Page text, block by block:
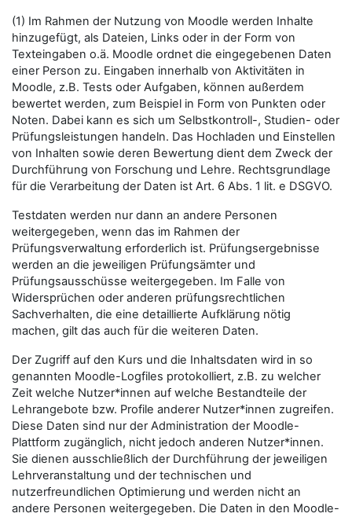
(1) Im Rahmen der Nutzung von Moodle werden Inhalte
hinzugefügt, als Dateien, Links oder in der Form von
Texteingaben o.ä. Moodle ordnet die eingegebenen Daten
einer Person zu. Eingaben innerhalb von Aktivitäten in
Moodle, z.B. Tests oder Aufgaben, können außerdem
bewertet werden, zum Beispiel in Form von Punkten oder
Noten. Dabei kann es sich um Selbstkontroll-, Studien- oder
Prüfungsleistungen handeln. Das Hochladen und Einstellen
von Inhalten sowie deren Bewertung dient dem Zweck der
Durchführung von Forschung und Lehre. Rechtsgrundlage
für die Verarbeitung der Daten ist Art. 6 Abs. 1 lit. e DSGVO.
Testdaten werden nur dann an andere Personen
weitergegeben, wenn das im Rahmen der
Prüfungsverwaltung erforderlich ist. Prüfungsergebnisse
werden an die jeweiligen Prüfungsämter und
Prüfungsausschüsse weitergegeben. Im Falle von
Widersprüchen oder anderen prüfungsrechtlichen
Sachverhalten, die eine detaillierte Aufklärung nötig
machen, gilt das auch für die weiteren Daten.
Der Zugriff auf den Kurs und die Inhaltsdaten wird in so
genannten Moodle-Logfiles protokolliert, z.B. zu welcher
Zeit welche Nutzer*innen auf welche Bestandteile der
Lehrangebote bzw. Profile anderer Nutzer*innen zugreifen.
Diese Daten sind nur der Administration der Moodle-
Plattform zugänglich, nicht jedoch anderen Nutzer*innen.
Sie dienen ausschließlich der Durchführung der jeweiligen
Lehrveranstaltung und der technischen und
nutzerfreundlichen Optimierung und werden nicht an
andere Personen weitergegeben. Die Daten in den Moodle-